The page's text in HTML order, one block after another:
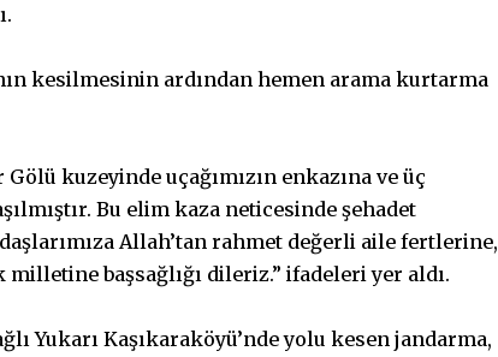
kesilmesinin ardından hemen arama kurtarma
kuzeyinde uçağımızın enkazına ve üç
Bu elim kaza neticesinde şehadet
Allah’tan rahmet değerli aile fertlerine,
başsağlığı dileriz.” ifadeleri yer aldı.
Yukarı Kaşıkaraköyü’nde yolu kesen jandarma,